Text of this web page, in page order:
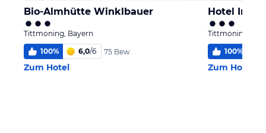
Bio-Almhütte Winklbauer
Tittmoning, Bayern
100% 6,0/6 75 Bew.
Zum Hotel
Hotel
Tittmoning,
100%
Zum Hotel